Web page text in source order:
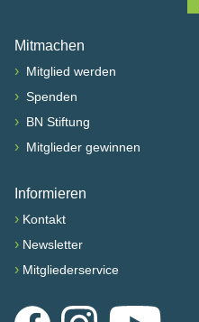
Mitmachen
› Mitglied werden
› Spenden
› BN Stiftung
› Mitglieder gewinnen
Informieren
› Kontakt
› Newsletter
› Mitgliederservice
FacebookInstagramYouTube